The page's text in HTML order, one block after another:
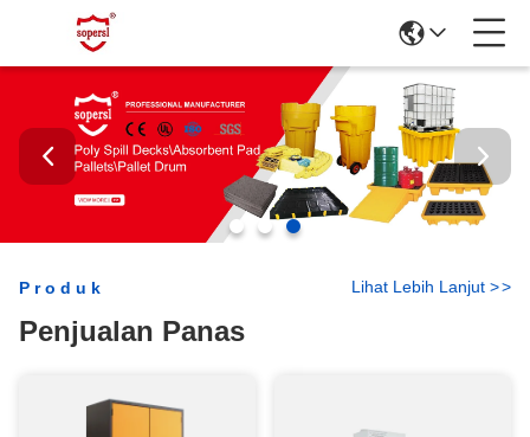
Produk
Penjualan Panas
Lihat Lebih Lanjut >>